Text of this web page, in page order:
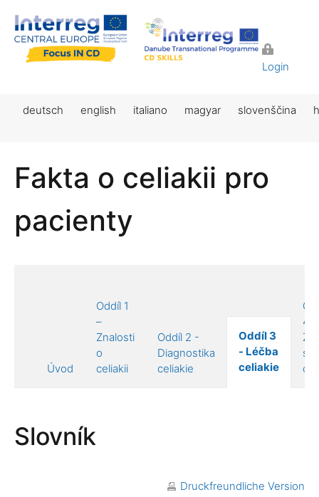
Login
deutsch english italiano magyar slovenščina
Fakta o celiakii pro
pacienty
Úvod
Oddíl 1
–
Znalosti
o
celiakii
Oddíl 2 -
Diagnostika
celiakie
Oddíl 3
- Léčba
celiakie
4 –
s
Slovník
Druckfreundliche Version